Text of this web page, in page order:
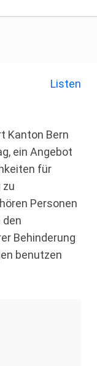
Listen
Kanton Bern
ein Angebot
für
zu
Personen
den
Behinderung
benutzen